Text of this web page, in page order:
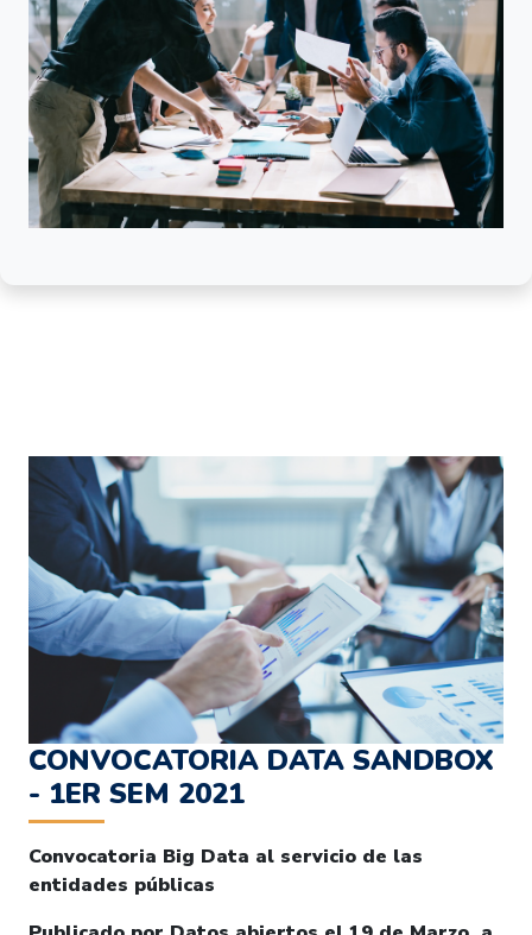
CONVOCATORIA DATA SANDBOX
- 1ER SEM 2021
Convocatoria Big Data al servicio de las
entidades públicas